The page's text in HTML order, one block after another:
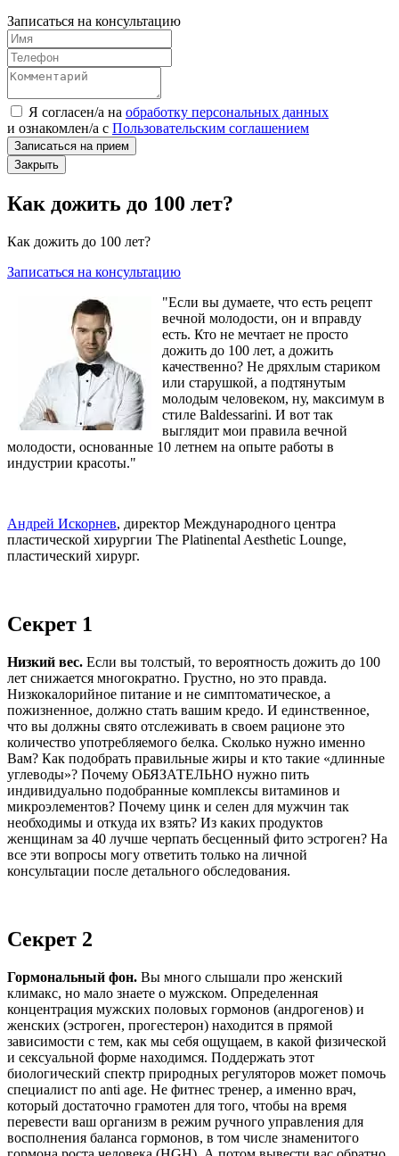
Записаться на консультацию
Я согласен/а на обработку персональных данных
и ознакомлен/а с Пользовательским соглашением
Записаться на прием
Закрыть
Как дожить до 100 лет?
Как дожить до 100 лет?
Записаться на консультацию
"Если вы думаете, что есть рецепт
вечной молодости, он и вправду
есть. Кто не мечтает не просто
дожить до 100 лет, а дожить
качественно? Не дряхлым стариком
или старушкой, а подтянутым
молодым человеком, ну, максимум в
стиле Baldessarini. И вот так
выглядит мои правила вечной
молодости, основанные 10 летнем на опыте работы в
индустрии красоты."
Андрей Искорнев, директор Международного центра
пластической хирургии The Platinental Aesthetic Lounge,
пластический хирург.
Секрет 1
Низкий вес. Если вы толстый, то вероятность дожить до 100
лет снижается многократно. Грустно, но это правда.
Низкокалорийное питание и не симптоматическое, а
пожизненное, должно стать вашим кредо. И единственное,
что вы должны свято отслеживать в своем рационе это
количество употребляемого белка. Сколько нужно именно
Вам? Как подобрать правильные жиры и кто такие «длинные
углеводы»? Почему ОБЯЗАТЕЛЬНО нужно пить
индивидуально подобранные комплексы витаминов и
микроэлементов? Почему цинк и селен для мужчин так
необходимы и откуда их взять? Из каких продуктов
женщинам за 40 лучше черпать бесценный фито эстроген? На
все эти вопросы могу ответить только на личной
консультации после детального обследования.
Секрет 2
Гормональный фон. Вы много слышали про женский
климакс, но мало знаете о мужском. Определенная
концентрация мужских половых гормонов (андрогенов) и
женских (эстроген, прогестерон) находится в прямой
зависимости с тем, как мы себя ощущаем, в какой физической
и сексуальной форме находимся. Поддержать этот
биологический спектр природных регуляторов может помочь
специалист по anti age. Не фитнес тренер, а именно врач,
который достаточно грамотен для того, чтобы на время
перевести ваш организм в режим ручного управления для
восполнения баланса гормонов, в том числе знаменитого